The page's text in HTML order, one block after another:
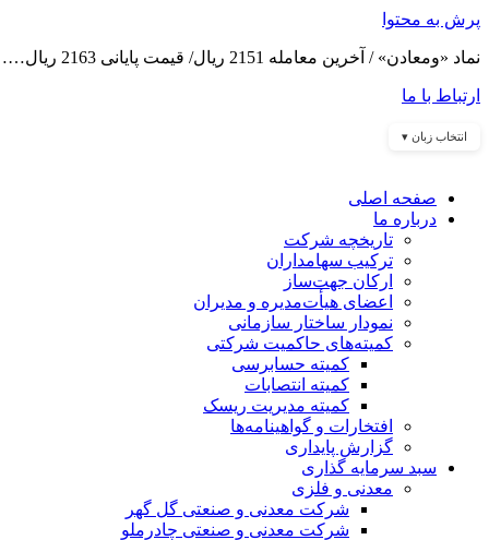
پرش به محتوا
نماد «ومعادن» / آخرین معامله 2151 ریال/ قیمت پایانی 2163 ریال……
ارتباط با ما
انتخاب زبان ▾
صفحه اصلی
درباره ما
تاریخچه شرکت
ترکیب سهامداران
ارکان جهت‌ساز
اعضای هیأت‌مدیره و مدیران
نمودار ساختار سازمانی
کمیته‌های حاکمیت شرکتی
کمیته حسابرسی
کمیته انتصابات
کمیته مدیریت ریسک
افتخارات و گواهینامه‌ها
گزارش پایداری
سبد سرمایه گذاری
معدنی و فلزی
شرکت معدنی و صنعتی گل گهر
شرکت معدنی و صنعتی چادرملو